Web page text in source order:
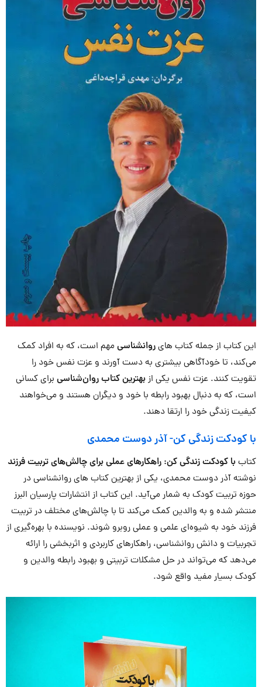
این کتاب از جمله کتاب هایروانشناسی مهم است، که به افراد کمک
می‌کند، تا خودآگاهی بیشتری به دست آورند و عزت نفس خود را
تقویت کنند. عزت نفس یکی ازبهترین کتاب روان‌شناسی برای کسانی
است، که به دنبال بهبود رابطه با خود و دیگران هستند و می‌خواهند
کیفیت زندگی خود را ارتقا دهند.
با کودکت زندگی کن- آذر دوست محمدی
کتاببا کودکت زندگی کن: راهکارهای عملی برای چالش‌های تربیت فرزند
نوشته آذر دوست محمدی، یکی از بهترین کتاب های روانشناسی در
حوزه تربیت کودک به شمار می‌آید. این کتاب از انتشارات پارسیان البرز
منتشر شده و به والدین کمک می‌کند تا با چالش‌های مختلف در تربیت
فرزند خود به شیوه‌ای علمی و عملی روبرو شوند. نویسنده با بهره‌گیری از
تجربیات و دانش روانشناسی، راهکارهای کاربردی و اثربخشی را ارائه
می‌دهد که می‌تواند در حل مشکلات تربیتی و بهبود رابطه والدین و
کودک بسیار مفید واقع شود.